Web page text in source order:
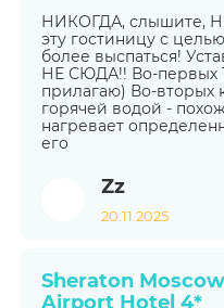
НИКОГДА, слышите,
эту гостиницу с
более выспаться!
НЕ СЮДА!! Во-
прилагаю) Во-вторых
горячей водой -
нагревает
его
Zz
20.11.2025
Sheraton
Airport Hotel 4*